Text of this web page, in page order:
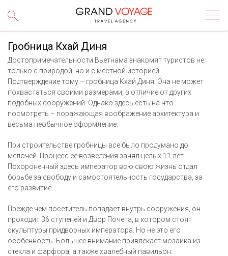
Гробница Кхай Диня
Достопримечательности Вьетнама знакомят туристов не
только с природой, но и с местной историей.
Подтверждение тому – гробница Кхай Диня. Она не может
похвастаться своими размерами, в отличие от других
подобных сооружений. Однако здесь есть на что
посмотреть – поражающая воображение архитектура и
весьма необычное оформление.
При строительстве гробницы все было продумано до
мелочей. Процесс ее возведения занял целых 11 лет.
Похороненный здесь император всю свою жизнь отдал
борьбе за свободу и самостоятельность государства, за
его развитие.
Прежде чем посетитель попадает внутрь сооружения, он
проходит 36 ступеней и Двор Почета, в котором стоят
скульптуры придворных императора. Но не это его
особенность. Большее внимание привлекает мозаика из
стекла и фарфора, а также хвалебный павильон.